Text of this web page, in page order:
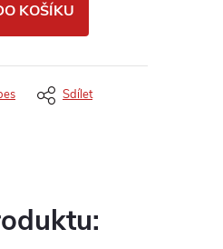
KOŠÍKU
Sdílet